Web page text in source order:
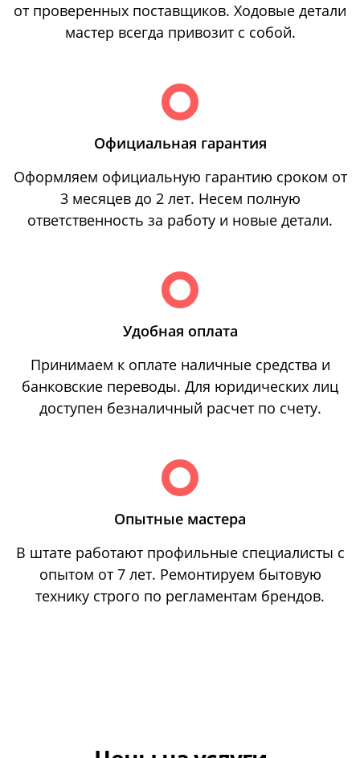
от проверенных поставщиков. Ходовые детали
мастер всегда привозит с собой.
Официальная гарантия
Оформляем официальную гарантию сроком от
3 месяцев до 2 лет. Несем полную
ответственность за работу и новые детали.
Удобная оплата
Принимаем к оплате наличные средства и
банковские переводы. Для юридических лиц
доступен безналичный расчет по счету.
Опытные мастера
В штате работают профильные специалисты с
опытом от 7 лет. Ремонтируем бытовую
технику строго по регламентам брендов.